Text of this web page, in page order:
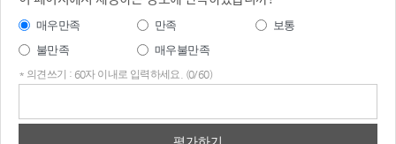
매우만족 만족
보통
불만족
매우불만족
* 의견쓰기 : 60자 이내로 입력하세요. (0/60)